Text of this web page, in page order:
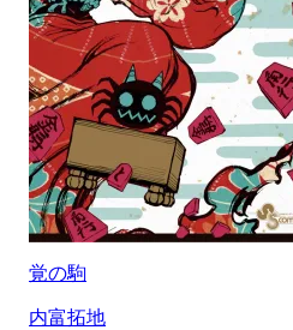
覚の駒
内富拓地